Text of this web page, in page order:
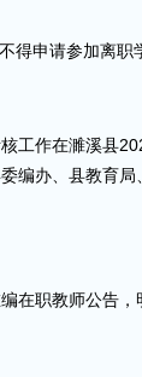
申请参加离职
工作在濉溪县
编办、县教育
在职教师公告，